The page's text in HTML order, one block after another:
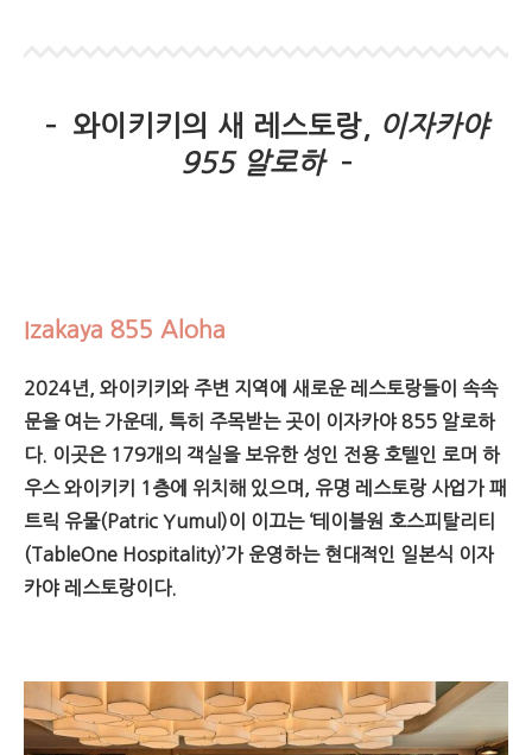
– 와이키키의 새 레스토랑,
이자카야
955 알로하–
Izakaya 855 Aloha
2024년, 와이키키와 주변 지역에 새로운 레스토랑들이 속속
문을 여는 가운데, 특히 주목받는 곳이 이자카야 855 알로하
다. 이곳은 179개의 객실을 보유한 성인 전용 호텔인 로머 하
우스 와이키키 1층에 위치해 있으며, 유명 레스토랑 사업가 패
트릭 유물(Patric Yumul)이 이끄는 ‘테이블원 호스피탈리티
(TableOne Hospitality)’가 운영하는 현대적인 일본식 이자
카야 레스토랑이다.